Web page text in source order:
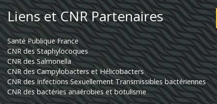
Liens et CNR Partenaires
Santé Publique France
CNR des Staphylocoques
CNR des Salmonella
CNR des Campylobacters et Hélicobacters
CNR des Infections Sexuellement Transmissibles bactériennes
CNR des bactéries anaérobies et botulisme